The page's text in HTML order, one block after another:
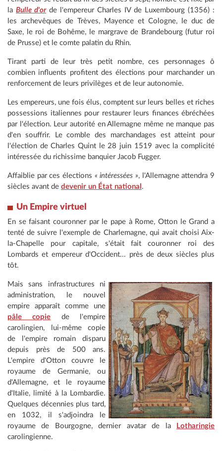
la Bulle d'orde l'empereur Charles IV de Luxembourg (1356) :
les archevêques de Trèves, Mayence et Cologne, le duc de
Saxe, le roi de Bohême, le margrave de Brandebourg (futur roi
de Prusse) et le comte palatin du Rhin.
Tirant parti de leur très petit nombre, ces personnages ô
combien influents profitent des élections pour marchander un
renforcement de leurs privilèges et de leur autonomie.
Les empereurs, une fois élus, comptent sur leurs belles et riches
possessions italiennes pour restaurer leurs finances ébréchées
par l'élection. Leur autorité en Allemagne même ne manque pas
d'en souffrir. Le comble des marchandages est atteint pour
l'élection de Charles Quint le 28 juin 1519 avec la complicité
intéressée du richissime banquier Jacob Fugger.
Affaiblie par ces élections « intéressées », l'Allemagne attendra 9
siècles avant de devenir un État national .
Un Empire virtuel
En se faisant couronner par le pape à Rome, Otton le Grand a
tenté de suivre l'exemple de Charlemagne, qui avait choisi Aix-
la-Chapelle pour capitale, s'était fait couronner roi des
Lombards et empereur d'Occident... près de deux siècles plus
tôt.
Mais sans infrastructures ni
administration, le nouvel
empire apparaît comme une
pâle copie de l'empire
carolingien, lui-même copie
de l'empire romain disparu
depuis près de 500 ans.
L'empire d'Otton couvre le
royaume de Germanie, ou
d'Allemagne, et le royaume
d'Italie, limité à la Lombardie.
Quelques décennies plus tard,
en 1032, il s'adjoindra le
royaume de Bourgogne, dernier avatar de la
Lotharingie
carolingienne.